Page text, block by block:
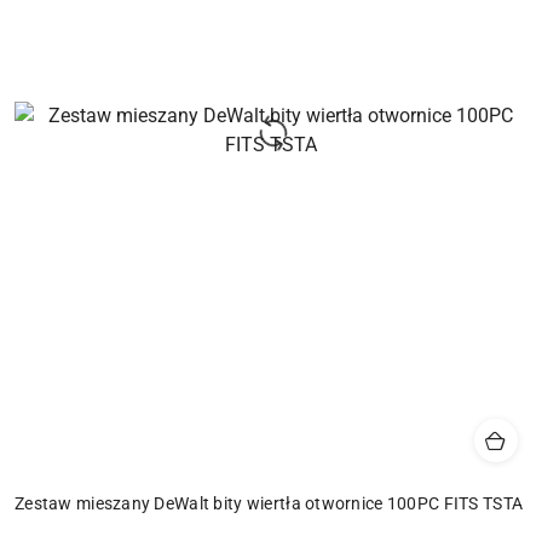
Zestaw mieszany DeWalt bity wiertła otwornice 100PC FITS TSTA